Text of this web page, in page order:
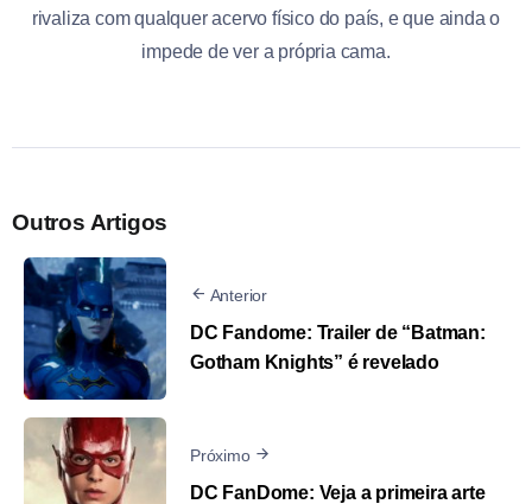
rivaliza com qualquer acervo físico do país, e que ainda o
impede de ver a própria cama.
Outros Artigos
Anterior
DC Fandome: Trailer de “Batman:
Gotham Knights” é revelado
Próximo
DC FanDome: Veja a primeira arte